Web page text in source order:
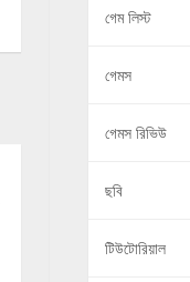
গেম লিস্ট
গেমস
গেমস রিভিউ
ছবি
টিউটোরিয়াল